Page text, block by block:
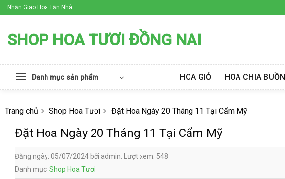
Skip
to
Nhận Giao Hoa Tận Nhà
SHOP HOA TƯƠI ĐỒNG NAI
Danh mục sản phẩm HOA GIỎ HOA CHIA BUỒN
Trang chủ Shop Hoa Tươi Đặt Hoa Ngày 20 Tháng 11 Tại Cẩm Mỹ
Đặt Hoa Ngày 20 Tháng 11 Tại Cẩm Mỹ
Đăng ngày: 05/07/2024 bởi admin. Lượt xem: 548
Danh mục: Shop Hoa Tươi